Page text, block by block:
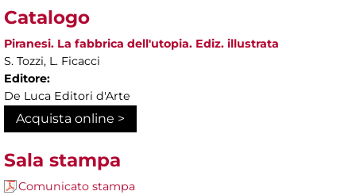
Catalogo
Piranesi. La fabbrica dell'utopia. Ediz. illustrata
S. Tozzi, L. Ficacci
Editore:
De Luca Editori d'Arte
Acquista online >
Sala stampa
Comunicato stampa